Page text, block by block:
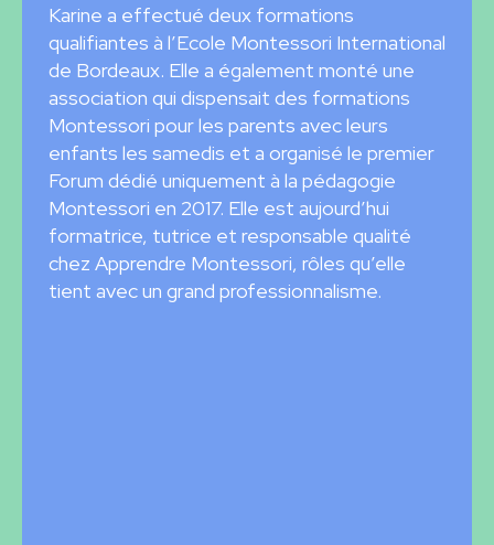
Karine a effectué deux formations
qualifiantes à l’Ecole Montessori International
de Bordeaux. Elle a également monté une
association qui dispensait des formations
Montessori pour les parents avec leurs
enfants les samedis et a organisé le premier
Forum dédié uniquement à la pédagogie
Montessori en 2017. Elle est aujourd’hui
formatrice, tutrice et responsable qualité
chez Apprendre Montessori, rôles qu’elle
tient avec un grand professionnalisme.